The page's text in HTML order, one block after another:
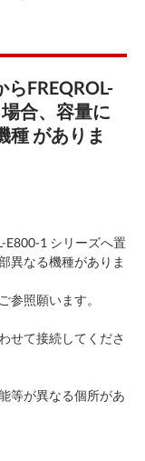
らFREQROL-
合、容量に
種 がありま
E800-1 シリーズへ置
異なる機種がありま
参照願います。
せて接続してくださ
等が異なる個所があ